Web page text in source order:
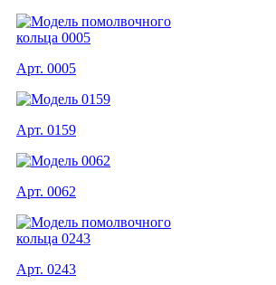
Арт. 0005
Арт. 0159
Арт. 0062
Арт. 0243